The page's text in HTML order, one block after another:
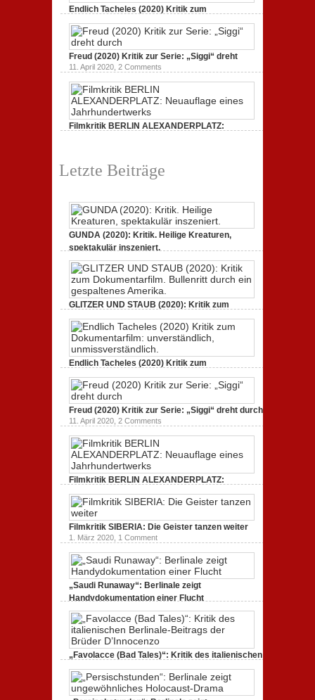
Endlich Tacheles (2020) Kritik zum
Dokumentarfilm: unverständlich,
19. Mai 2020,0 Comments
Freud (2020) Kritik zur Serie: „Siggi“ dreht
11. April 2020, 2 Comments
Filmkritik BERLIN ALEXANDERPLATZ:
Letzte Beiträge
GUNDA (2020): Kritik. Heilige Kreaturen,
spektakulär inszeniert.
GLITZER UND STAUB (2020): Kritik zum
Dokumentarfilm. Bullenritt durch ein
gespaltenes Amerika.
3. Oktober 2020,2 Comments
Endlich Tacheles (2020) Kritik zum
Dokumentarfilm: unverständlich,
unmissverständlich.
19. Mai 2020,0 Comments
Freud (2020) Kritik zur Serie: „Siggi“ dreht durch
11. April 2020, 2 Comments
Filmkritik BERLIN ALEXANDERPLATZ:
Neuauflage eines Jahrhundertwerks
1. März 2020,2 Comments
Filmkritik SIBERIA: Die Geister tanzen weiter
1. März 2020, 1 Comment
„Saudi Runaway“: Berlinale zeigt
Handydokumentation einer Flucht
„Favolacce (Bad Tales)“: Kritik des italienischen
Berlinale-Beitrags der Brüder D’Innocenzo
25. Februar 2020,2 Comments